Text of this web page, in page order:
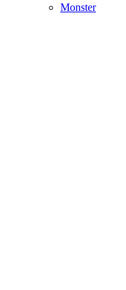
Monster